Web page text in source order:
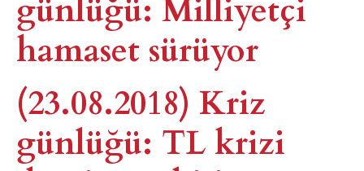
hamaset sürüyor
(23.08.2018) Kriz
günlüğü: TL krizi